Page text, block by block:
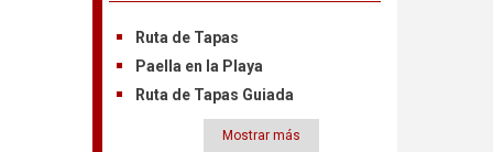
Ruta de Tapas
Paella en la Playa
Ruta de Tapas Guiada
Mostrar más